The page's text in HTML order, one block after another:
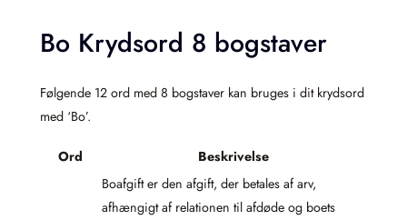
Bo Krydsord 8 bogstaver
Følgende 12 ord med 8 bogstaver kan bruges i dit krydsord
med ‘Bo’.
Ord
Beskrivelse
Boafgift er den afgift, der betales af arv,
afhængigt af relationen til afdøde og boets